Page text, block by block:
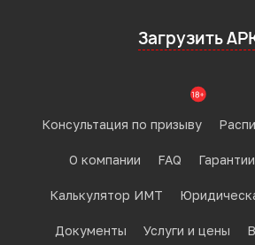
Загрузить
Консультация по призыву
О компании FAQ Гарантии
Калькулятор ИМТ
Документы Услуги и цены